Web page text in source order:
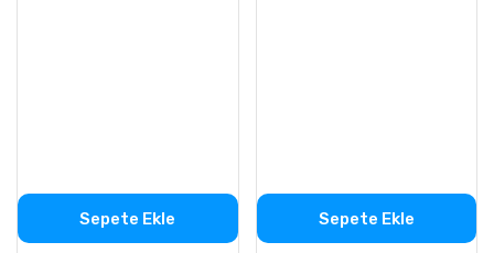
Sepete Ekle Sepete Ekle